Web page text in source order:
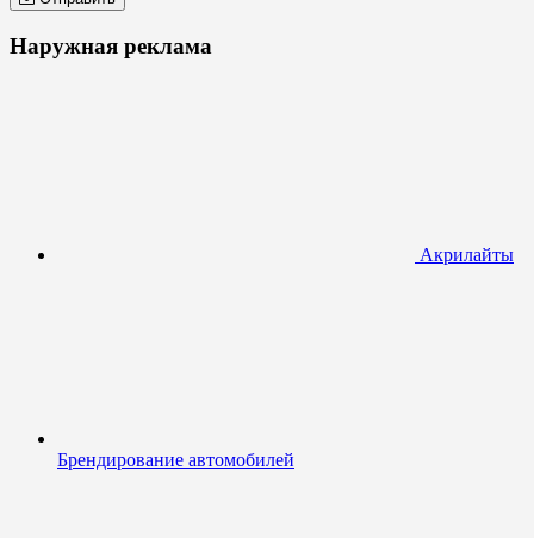
Наружная реклама
Акрилайты
Брендирование автомобилей